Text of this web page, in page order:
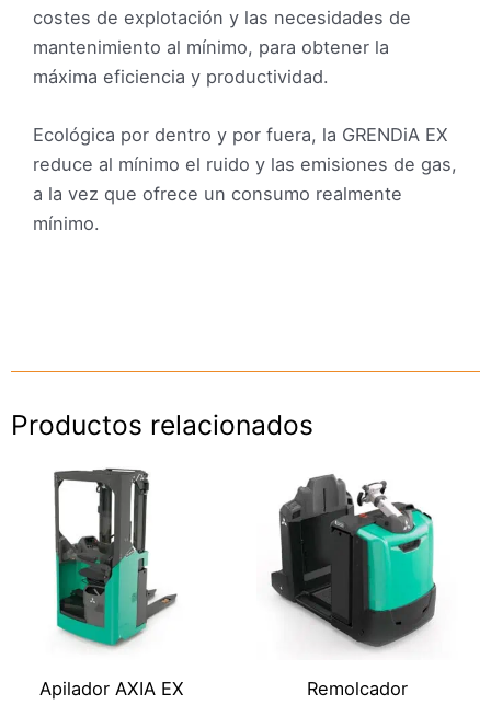
costes de explotación y las necesidades de
mantenimiento al mínimo, para obtener la
máxima eficiencia y productividad.
Ecológica por dentro y por fuera, la GRENDiA EX
reduce al mínimo el ruido y las emisiones de gas,
a la vez que ofrece un consumo realmente
mínimo.
Productos relacionados
Apilador AXIA EX
Remolcador